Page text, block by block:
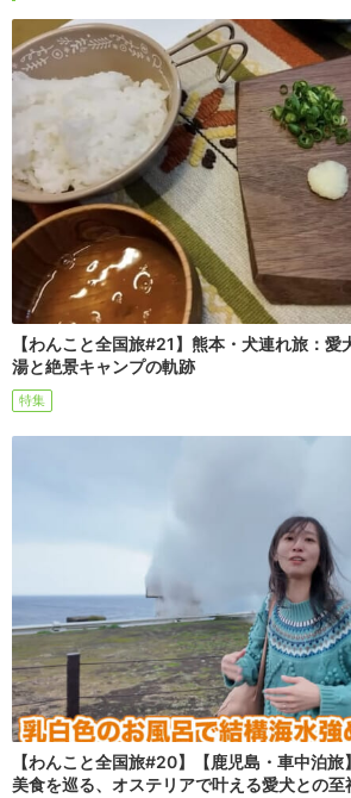
【わんこと全国旅#21】熊本・犬連れ旅：愛
湯と絶景キャンプの軌跡
特集
【わんこと全国旅#20】【鹿児島・車中泊
美食を巡る、オステリアで叶える愛犬との至